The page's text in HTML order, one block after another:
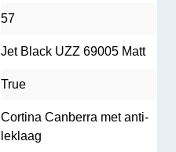
57
Jet Black UZZ 69005 Matt
True
Cortina Canberra met anti-
leklaag